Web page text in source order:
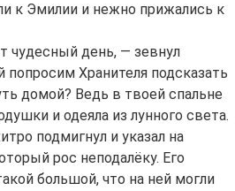
к Эмилии и нежно прижались к
чудесный день, — зевнул
Хранителя подсказать
домой? Ведь в твоей спальне
и одеяла из лунного света.
подмигнул и указал на
рос неподалёку. Его
большой, что на ней могли